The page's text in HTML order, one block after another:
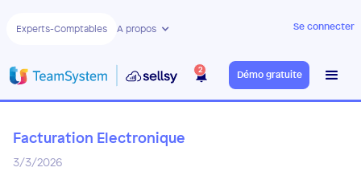
Experts-Comptables A propos Se connecter
2 Démo gratuite
Facturation Electronique
3/3/2026